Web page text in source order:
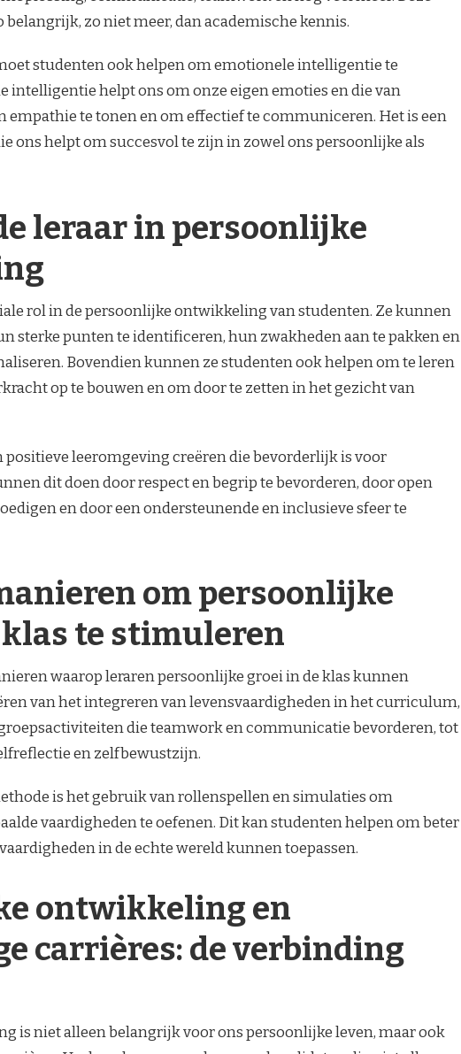
zo niet meer, dan academische kennis.
studenten ook helpen om emotionele intelligentie te
intelligentie helpt ons om onze eigen emoties en die van
empathie te tonen en om effectief te communiceren. Het is een
ons helpt om succesvol te zijn in zowel ons persoonlijke als
leraar in persoonlijke
rol in de persoonlijke ontwikkeling van studenten. Ze kunnen
sterke punten te identificeren, hun zwakheden aan te pakken en
Bovendien kunnen ze studenten ook helpen om te leren
op te bouwen en om door te zetten in het gezicht van
positieve leeromgeving creëren die bevorderlijk is voor
dit doen door respect en begrip te bevorderen, door open
en door een ondersteunende en inclusieve sfeer te
om persoonlijke
te stimuleren
waarop leraren persoonlijke groei in de klas kunnen
van het integreren van levensvaardigheden in het curriculum,
die teamwork en communicatie bevorderen, tot
en zelfbewustzijn.
is het gebruik van rollenspellen en simulaties om
vaardigheden te oefenen. Dit kan studenten helpen om beter
in de echte wereld kunnen toepassen.
ontwikkeling en
carrières: de verbinding
is niet alleen belangrijk voor ons persoonlijke leven, maar ook